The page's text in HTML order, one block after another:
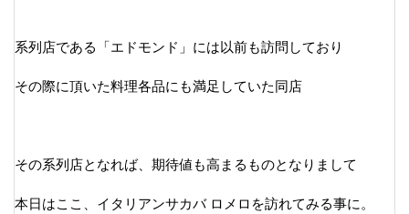
系列店である「エドモンド」には以前も訪問しており
その際に頂いた料理各品にも満足していた同店
その系列店となれば、期待値も高まるものとなりまして
本日はここ、イタリアンサカバ ロメロを訪れてみる事に。